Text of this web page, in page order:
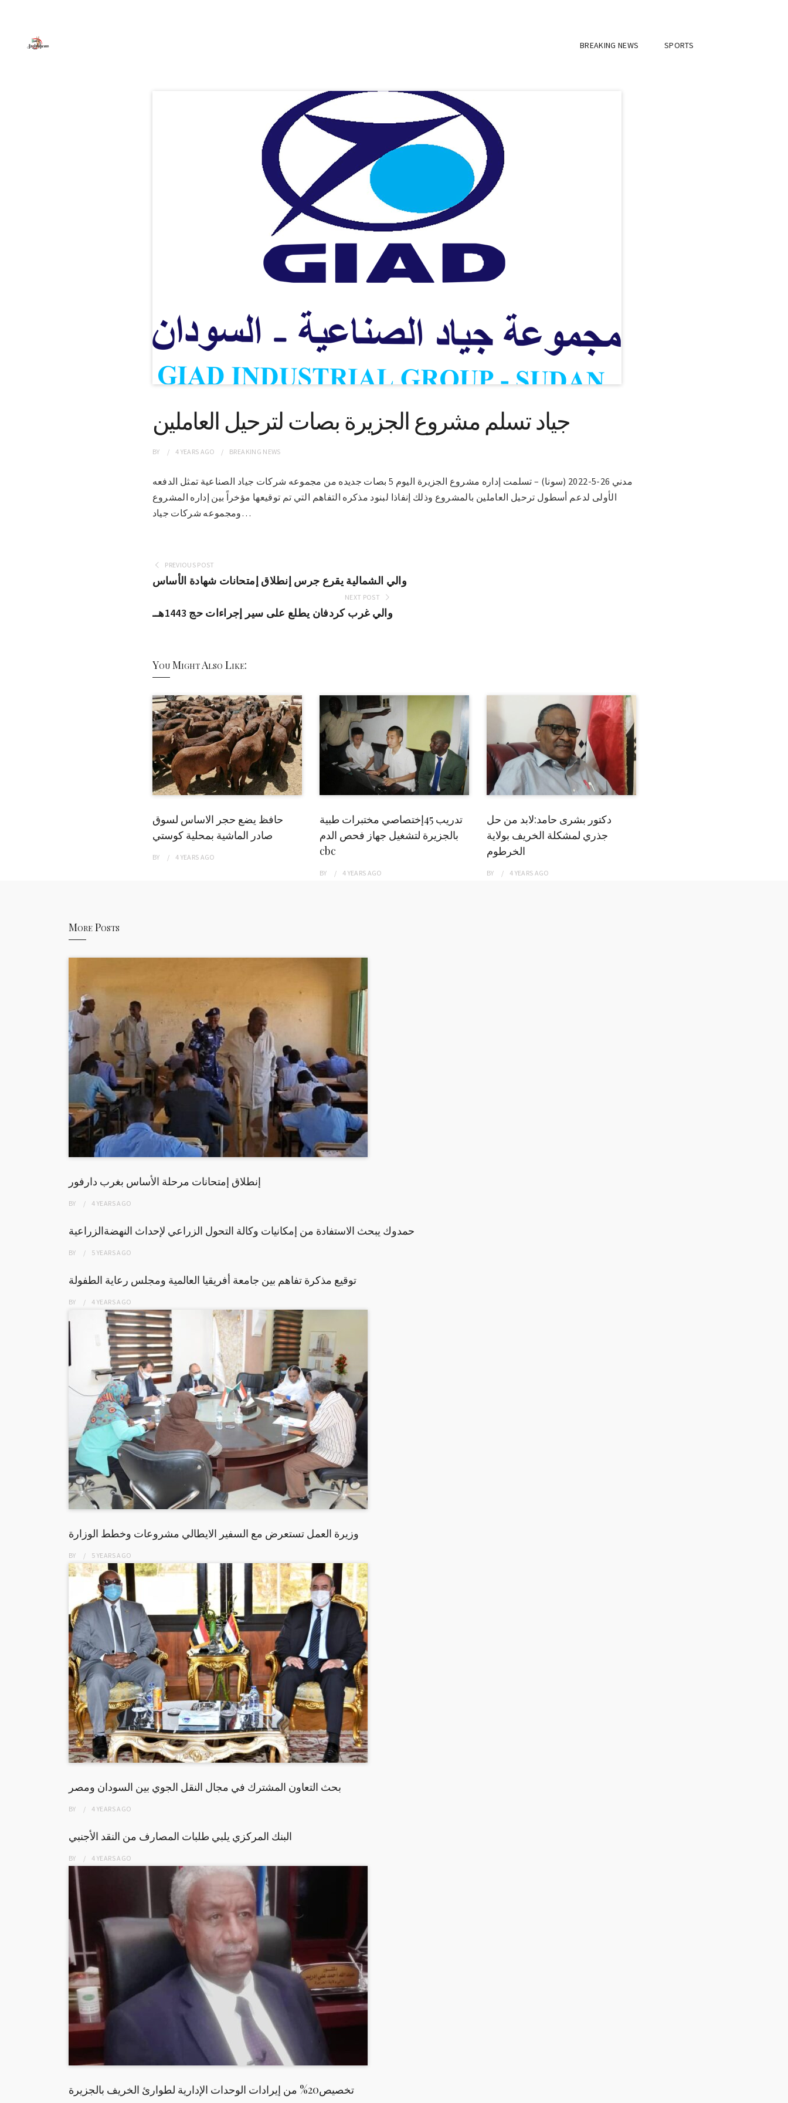
BREAKING NEWS SPORTS
جياد تسلم مشروع الجزيرة بصات لترحيل العاملين
BY 4 YEARS AGO BREAKING NEWS
مدني 26-5-2022 (سونا) – تسلمت إداره مشروع الجزيرة اليوم 5 بصات جديده من مجموعه شركات جياد الصناعية تمثل الدفعه
الأولى لدعم أسطول ترحيل العاملين بالمشروع وذلك إنفاذا لبنود مذكره التفاهم التي تم توقيعها مؤخراً بين إداره المشروع
ومجموعه شركات جياد…
PREVIOUS POST
والي الشمالية يقرع جرس إنطلاق إمتحانات شهادة الأساس
NEXT POST
والي غرب كردفان يطلع على سير إجراءات حج 1443هــ
You Might Also Like:
حافظ يضع حجر الاساس لسوق
صادر الماشية بمحلية كوستي
BY 4 YEARS AGO
تدريب 45إختصاصي مختبرات طبية
بالجزيرة لتشغيل جهاز فحص الدم
cbc
BY 4 YEARS AGO
دكتور بشرى حامد:لابد من حل
جذري لمشكلة الخريف بولاية
الخرطوم
BY 4 YEARS AGO
More Posts
إنطلاق إمتحانات مرحلة الأساس بغرب دارفور
BY 4 YEARSAGO
حمدوك يبحث الاستفادة من إمكانيات وكالة التحول الزراعي لإحداث النهضةالزراعية
BY 5 YEARSAGO
توقيع مذكرة تفاهم بين جامعة أفريقيا العالمية ومجلس رعاية الطفولة
BY 4 YEARSAGO
وزيرة العمل تستعرض مع السفير الايطالي مشروعات وخطط الوزارة
BY 5 YEARSAGO
بحث التعاون المشترك في مجال النقل الجوي بين السودان ومصر
BY 4 YEARSAGO
البنك المركزي يلبي طلبات المصارف من النقد الأجنبي
BY 4 YEARSAGO
تخصيص20% من إيرادات الوحدات الإدارية لطوارئ الخريف بالجزيرة